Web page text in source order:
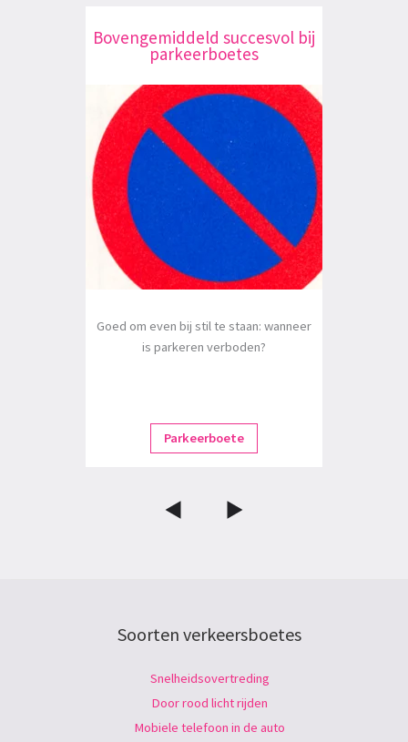
Bovengemiddeld succesvol bij
parkeerboetes
Goed om even bij stil te staan: wanneer
is parkeren verboden?
Parkeerboete
Soorten verkeersboetes
Snelheidsovertreding
Door rood licht rijden
Mobiele telefoon in de auto